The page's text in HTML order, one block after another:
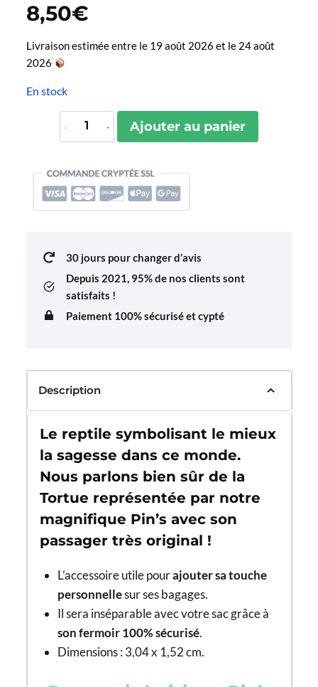
8,50€
Livraison estimée entre le 19 août 2026 et le 24 août
2026
En stock
quantité
de
Tortue
Ajouter au panier
30 jours pour changer d’avis
Depuis 2021, 95% de nos clients sont
satisfaits !
Paiement 100% sécurisé et cypté
Description
Le reptile symbolisant le mieux
la sagesse dans ce monde.
Nous parlons bien sûr de la
Tortue représentée par notre
magnifique Pin’s avec son
passager très original !
L’accessoire utile pourajouter sa touche
personnellesur ses bagages.
Il sera inséparable avec votre sac grâce à
son fermoir 100% sécurisé.
Dimensions : 3,04 x 1,52 cm.